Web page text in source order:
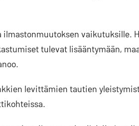
vaikutuksille.
tulevat lisääntymään,
levittämien tautien